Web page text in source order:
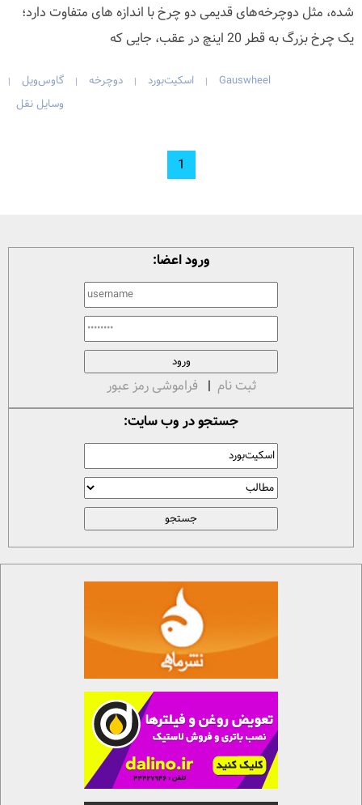
شده، مثل دوچرخه‌های قدیمی دو چرخ با اندازه های متفاوت دارد؛
یک چرخ بزرگ به قطر 20 اینچ در عقب، جایی که
Gauswheel
| اسکیت‌بورد | دوچرخه | گاوس‌ویل |
وسایل نقل
1
ورود اعضا:
ثبت نام | فراموشی رمز عبور
جستجو در وب سایت: